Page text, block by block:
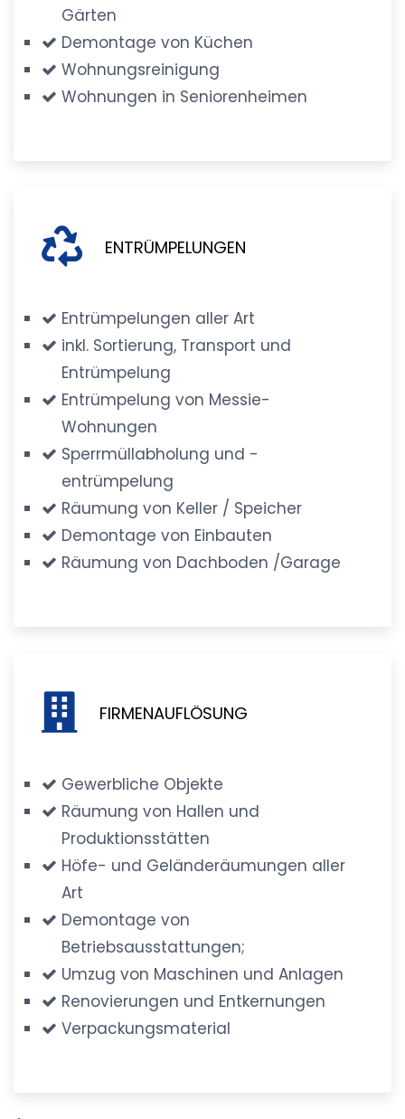
Gärten
Demontage von Küchen
Wohnungsreinigung
Wohnungen in Seniorenheimen
ENTRÜMPELUNGEN
Entrümpelungen aller Art
inkl. Sortierung, Transport und
Entrümpelung
Entrümpelung von Messie-
Wohnungen
Sperrmüllabholung und -
entrümpelung
Räumung von Keller / Speicher
Demontage von Einbauten
Räumung von Dachboden /Garage
FIRMENAUFLÖSUNG
Gewerbliche Objekte
Räumung von Hallen und
Produktionsstätten
Höfe- und Geländeräumungen aller
Art
Demontage von
Betriebsausstattungen;
Umzug von Maschinen und Anlagen
Renovierungen und Entkernungen
Verpackungsmaterial